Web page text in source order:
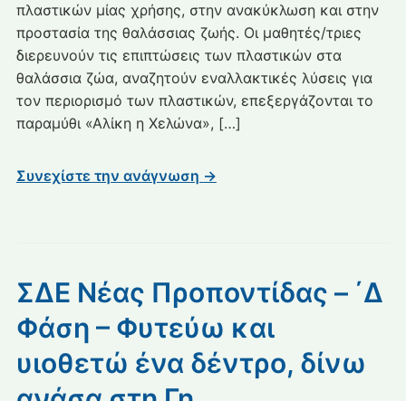
πλαστικών μίας χρήσης, στην ανακύκλωση και στην
προστασία της θαλάσσιας ζωής. Οι μαθητές/τριες
διερευνούν τις επιπτώσεις των πλαστικών στα
θαλάσσια ζώα, αναζητούν εναλλακτικές λύσεις για
τον περιορισμό των πλαστικών, επεξεργάζονται το
παραμύθι «Αλίκη η Χελώνα», […]
Συνεχίστε την ανάγνωση →
ΣΔΕ Νέας Προποντίδας – ΄Δ
Φάση – Φυτεύω και
υιοθετώ ένα δέντρο, δίνω